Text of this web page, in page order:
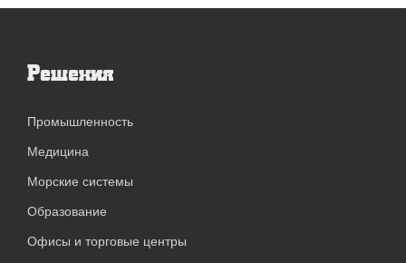
Решения
Промышленность
Медицина
Морские системы
Образование
Офисы и торговые центры